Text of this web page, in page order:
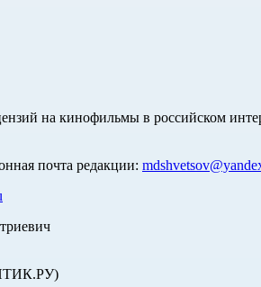
на кинофильмы в российском
почта редакции: